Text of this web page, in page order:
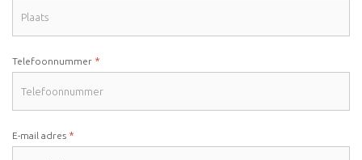
Telefoonnummer *
E-mail adres *